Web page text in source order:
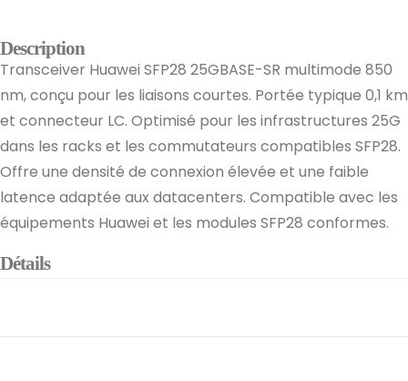
Description
Transceiver Huawei SFP28 25GBASE-SR multimode 850
nm, conçu pour les liaisons courtes. Portée typique 0,1 km
et connecteur LC. Optimisé pour les infrastructures 25G
dans les racks et les commutateurs compatibles SFP28.
Offre une densité de connexion élevée et une faible
latence adaptée aux datacenters. Compatible avec les
équipements Huawei et les modules SFP28 conformes.
Détails